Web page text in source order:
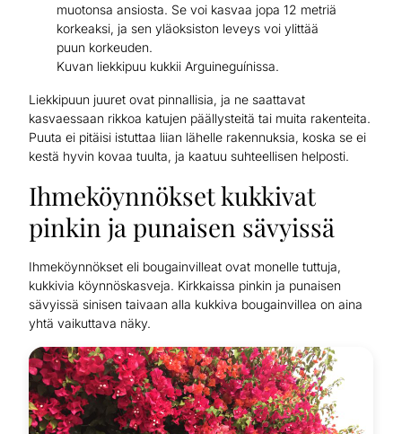
muotonsa ansiosta. Se voi kasvaa jopa 12 metriä
korkeaksi, ja sen yläoksiston leveys voi ylittää
puun korkeuden.
Kuvan liekkipuu kukkii Arguineguínissa.
Liekkipuun juuret ovat pinnallisia, ja ne saattavat
kasvaessaan rikkoa katujen päällysteitä tai muita rakenteita.
Puuta ei pitäisi istuttaa liian lähelle rakennuksia, koska se ei
kestä hyvin kovaa tuulta, ja kaatuu suhteellisen helposti.
Ihmeköynnökset kukkivat
pinkin ja punaisen sävyissä
Ihmeköynnökset eli bougainvilleat ovat monelle tuttuja,
kukkivia köynnöskasveja. Kirkkaissa pinkin ja punaisen
sävyissä sinisen taivaan alla kukkiva bougainvillea on aina
yhtä vaikuttava näky.